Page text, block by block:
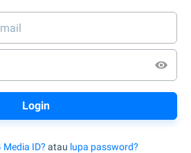
Media ID? atau lupa password?